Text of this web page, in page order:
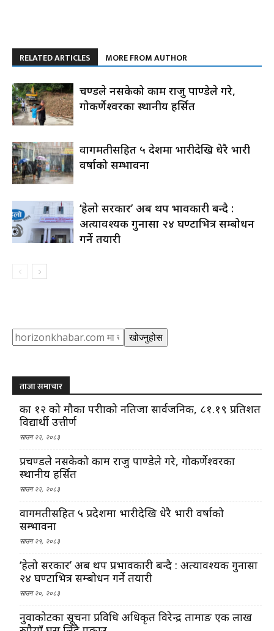
RELATED ARTICLES MORE FROM AUTHOR
प्रचण्डले नसकेको काम राजु पाण्डेले गरे,
गोकर्णेश्वरका स्थानीय हर्सित
वागमतीसहित ५ प्रदेशमा भारीदेखि धेरै भारी
वर्षाको सम्भावना
‘हेलो सरकार’ अब थप प्रभावकारी बन्दै :
अत्यावश्यक गुनासा २४ घण्टाभित्र सम्बोधन
गर्ने तयारी
Search खोज्नुहोस
ताजा समाचार
कक्षा १२ को मौका परीक्षाको नतिजा सार्वजनिक, ८१.१९ प्रतिशत
विद्यार्थी उत्तीर्ण
साउन २२, २०८३
प्रचण्डले नसकेको काम राजु पाण्डेले गरे, गोकर्णेश्वरका
स्थानीय हर्सित
साउन २२, २०८३
वागमतीसहित ५ प्रदेशमा भारीदेखि धेरै भारी वर्षाको
सम्भावना
साउन २१, २०८३
‘हेलो सरकार’ अब थप प्रभावकारी बन्दै : अत्यावश्यक गुनासा
२४ घण्टाभित्र सम्बोधन गर्ने तयारी
साउन २०, २०८३
नुवाकोटका सूचना प्रविधि अधिकृत विरेन्द्र तामाङ एक लाख